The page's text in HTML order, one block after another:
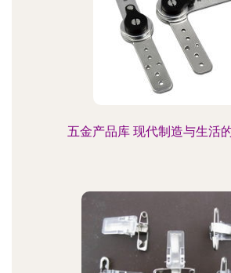
五金产品库 现代制造与生活